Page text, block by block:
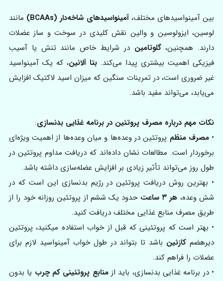
بین آمینواسیدهای مختلف، آمینواسیدهای شاخه‌دار (BCAAs)
مانند
لوسین، ایزولوسین و والین نقش کلیدی در سوخت و ساز عضلات
دارند. همچنین،گلوتامیندر شرایط خاص مانند تنش یا آسیب
فیزیکی اهمیت بیشتری پیدا می‌کند. بتا آلانین، که یک آمینواسید
غیر ضروری است، در تمرینات سنگین که میزان اسید لاکتیک افزایش
می‌یابد، می‌تواند مفید باشد.
نکات مهم درباره مصرف پروتئین در برنامه غذایی بدنسازی:
•مصرف منظم پروتئین در وعده‌ها و میان وعده‌ها از اهمیت ویژه‌ای
برخوردار است. مطالعات نشان داده‌اند که دریافت مداوم پروتئین در
طول روز می‌تواند تأثیر زیادی بر افزایش عضله‌سازی داشته باشد.
• بهترین روش دریافت پروتئین در رژیم بدنسازی این است که در
شش وعده، هر ۳ ساعت
حدود یک ششم از پروتئین روزانه خود را از
طریق مصرف منابع غذایی مختلف دریافت کنید.
• بهتر است که پروتئینی که قبل از خواب استفاده میکنید، پروتئین
دیرهضم کازئین باشد تا بتواند در طول خواب آمینواسید لازم برای
عضلات را فراهم کند.
• در برنامه غذایی بدنسازی، باید ازمنابع پروتئینی کم چرب یا بدون